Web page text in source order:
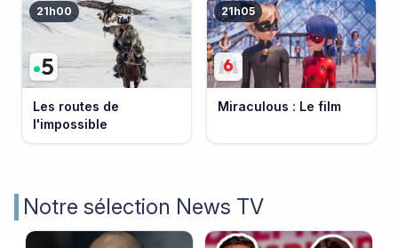
21h00
Les routes de
l'impossible
21h05
Miraculous : Le film
Notre sélection News TV